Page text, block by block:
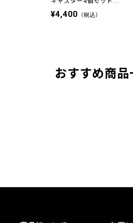
¥4,400 （税込）
おすすめ商品